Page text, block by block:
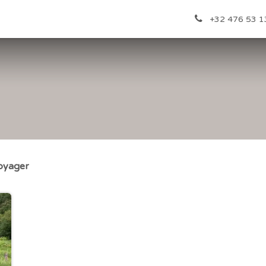
Contactez-
+32 476 53